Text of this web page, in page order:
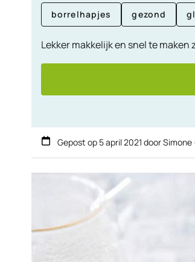
borrelhapjes gezond
Lekker makkelijk en snel te
Gepost op 5 april 2021 doorSimone